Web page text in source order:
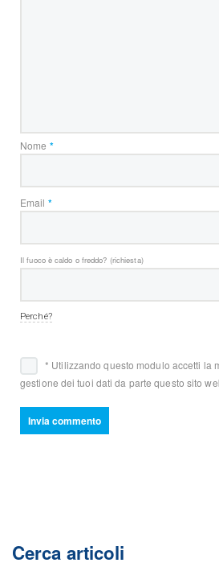
Nome *
Email *
Il fuoco è caldo o freddo? (richiesta)
Perché?
* Utilizzando questo modulo accetti la
gestione dei tuoi dati da parte questo sito
Cerca articoli